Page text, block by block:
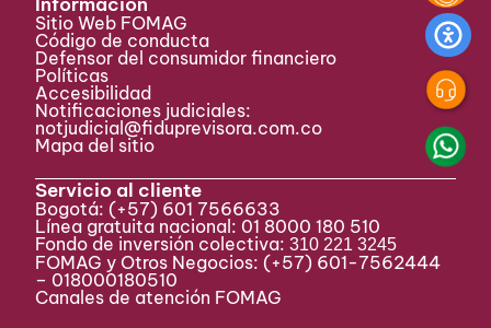
Sitio Web FOMAG
Código de conducta
Defensor del consumidor financiero
Políticas
Accesibilidad
Notificaciones judiciales:
notjudicial@fiduprevisora.com.co
Mapa del sitio
Servicio al cliente
Bogotá: (+57) 601 7566633
Línea gratuita nacional: 01 8000 180 510
Fondo de inversión colectiva:310 221 3245
FOMAG y Otros Negocios: (+57) 601-7562444
– 018000180510
Canales de atención FOMAG